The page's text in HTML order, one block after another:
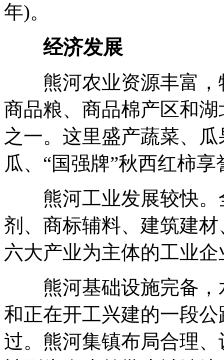
年)。
经济发展
熊河农业资源丰富，
商品粮、商品棉产区和
之一。这里盛产蔬菜、
瓜、“国强牌”秋西红柿
熊河工业发展较快。
剂、商标辅料、建筑建
六大产业为主体的工业企
熊河基础设施完备，
和正在开工兴建的一段
过。熊河集镇布局合理